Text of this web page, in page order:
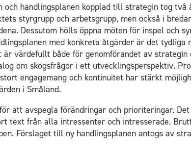
handlingsplanen kopplad till strategin tog två
styrgrupp och arbetsgrupp, men också i
Dessutom hölls öppna möten för inspel och
med konkreta åtgärder är det tydliga
värdefullt både för genomförandet av strategin
om skogsfrågor i ett utvecklingsperspektiv.
engagemang och kontinuitet har stärkt
i Småland.
att avspegla förändringar och prioriteringar.
text från alla intressenter och intresserade.
Förslaget till ny handlingsplanen antogs av